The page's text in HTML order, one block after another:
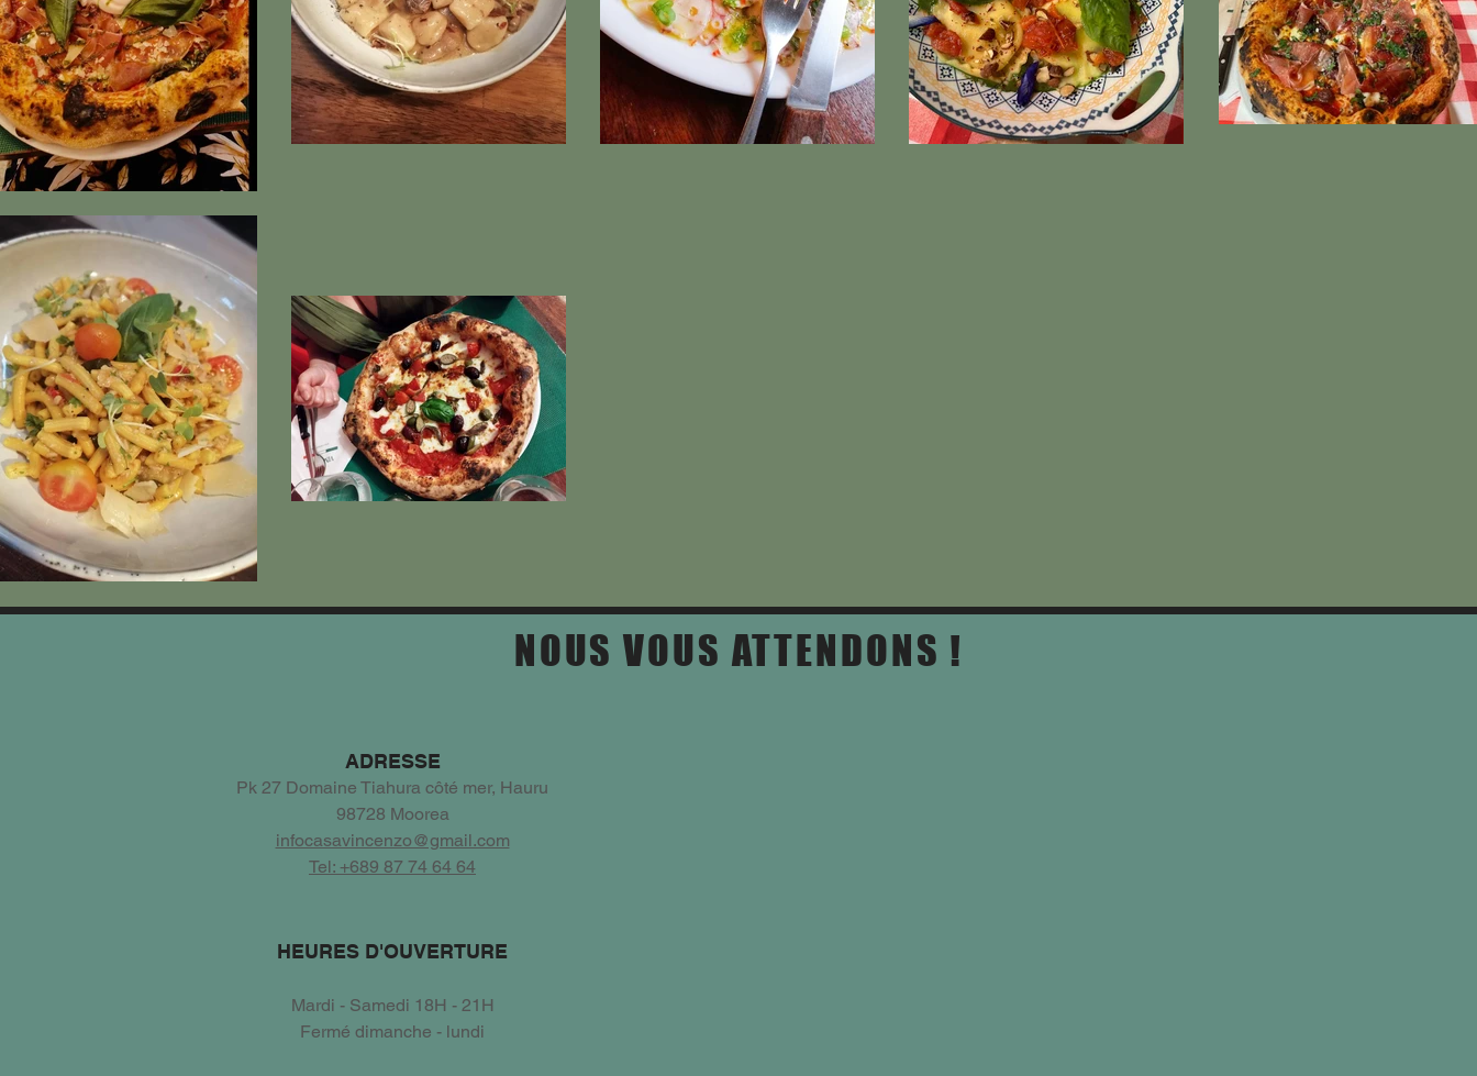
NOUS VOUS ATTENDONS !
ADRESSE
Pk 27 Domaine Tiahura côté mer, Hauru
98728 Moorea
infocasavincenzo@gmail.com
Tel: +689 87 74 64 64
HEURES D'OUVERTURE
Mardi - Samedi 18H - 21H
Fermé dimanche - lundi